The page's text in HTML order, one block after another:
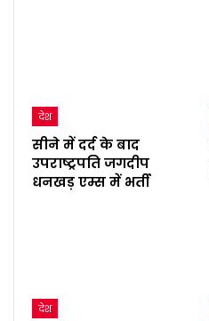
देश
सीने में दर्द के बाद
उपराष्ट्रपति जगदीप
धनखड़ एम्स में भर्ती
देश